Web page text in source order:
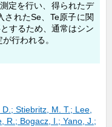
定を行い、得られたデ
されたSe、Te原子に関
するため、通常はシン
行われる。
Stiebritz, M. T.; Lee,
R.; Bogacz, I.; Yano, J.;